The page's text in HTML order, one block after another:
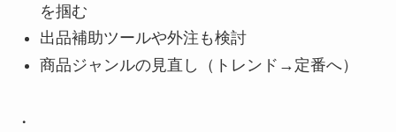
を掴む
出品補助ツールや外注も検討
商品ジャンルの見直し（トレンド→定番へ）
・